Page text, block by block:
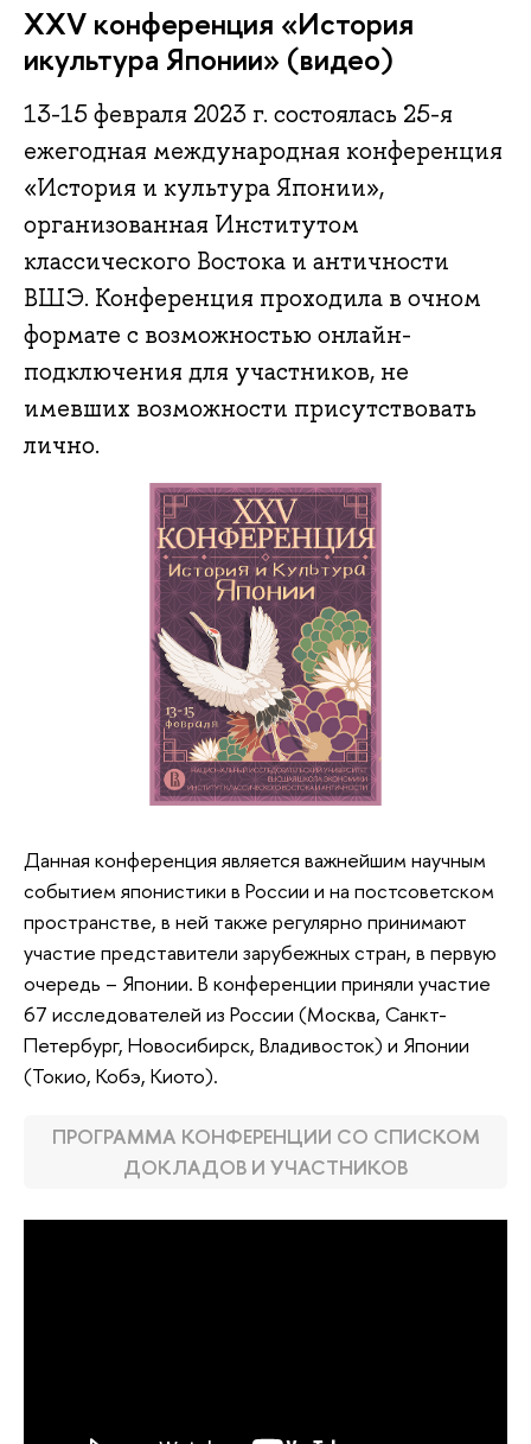
XXV конференция «История
икультура Японии» (видео)
13-15 февраля 2023 г. состоялась 25-я
ежегодная международная конференция
«История и культура Японии»,
организованная Институтом
классического Востока и античности
ВШЭ. Конференция проходила в очном
формате с возможностью онлайн-
подключения для участников, не
имевших возможности присутствовать
лично.
Данная конференция является важнейшим научным
событием японистики в России и на постсоветском
пространстве, в ней также регулярно принимают
участие представители зарубежных стран, в первую
очередь – Японии. В конференции приняли участие
67 исследователей из России (Москва, Санкт-
Петербург, Новосибирск, Владивосток) и Японии
(Токио, Кобэ, Киото).
ПРОГРАММА КОНФЕРЕНЦИИ СО СПИСКОМ
ДОКЛАДОВ И УЧАСТНИКОВ